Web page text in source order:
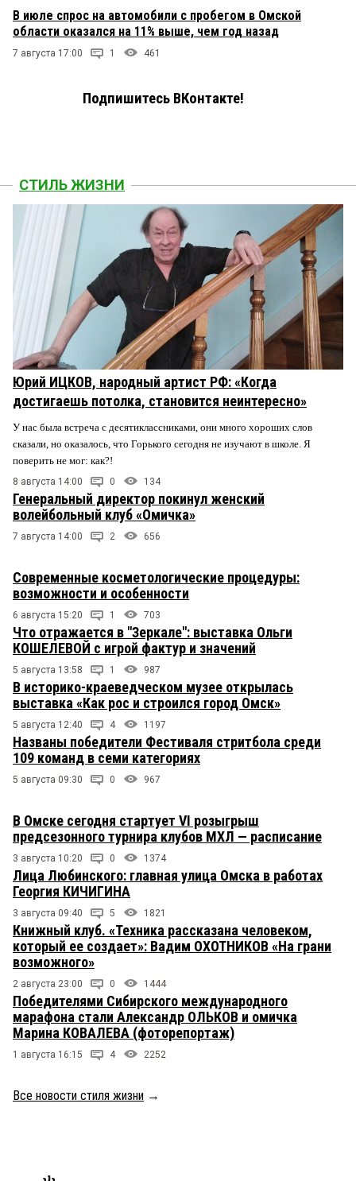
В июле спрос на автомобили с пробегом в Омской
области оказался на 11% выше, чем год назад
7 августа 17:00 1 461
Подпишитесь ВКонтакте!
СТИЛЬ ЖИЗНИ
Юрий ИЦКОВ, народный артист РФ: «Когда
достигаешь потолка, становится неинтересно»
У нас была встреча с десятиклассниками, они много хороших слов
сказали, но оказалось, что Горького сегодня не изучают в школе. Я
поверить не мог: как?!
8 августа 14:00 0 134
Генеральный директор покинул женский
волейбольный клуб «Омичка»
7 августа 14:00 2 656
Современные косметологические процедуры:
возможности и особенности
6 августа 15:20 1 703
Что отражается в "Зеркале": выставка Ольги
КОШЕЛЕВОЙ с игрой фактур и значений
5 августа 13:58 1 987
В историко-краеведческом музее открылась
выставка «Как рос и строился город Омск»
5 августа 12:40 4 1197
Названы победители Фестиваля стритбола среди
109 команд в семи категориях
5 августа 09:30 0 967
В Омске сегодня стартует VI розыгрыш
предсезонного турнира клубов МХЛ — расписание
3 августа 10:20 0 1374
Лица Любинского: главная улица Омска в работах
Георгия КИЧИГИНА
3 августа 09:40 5 1821
Книжный клуб. «Техника рассказана человеком,
который ее создает»: Вадим ОХОТНИКОВ «На грани
возможного»
2 августа 23:00 0 1444
Победителями Сибирского международного
марафона стали Александр ОЛЬКОВ и омичка
Марина КОВАЛЕВА (фоторепортаж)
1 августа 16:15 4 2252
Все новости стиля жизни →